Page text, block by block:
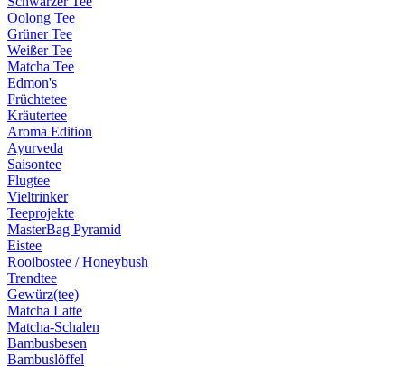
Oolong Tee
Grüner Tee
Weißer Tee
Matcha Tee
Edmon's
Früchtetee
Kräutertee
Aroma Edition
Ayurveda
Saisontee
Flugtee
Vieltrinker
Teeprojekte
MasterBag Pyramid
Eistee
Rooibostee / Honeybush
Trendtee
Gewürz(tee)
Matcha Latte
Matcha-Schalen
Bambusbesen
Bambuslöffel